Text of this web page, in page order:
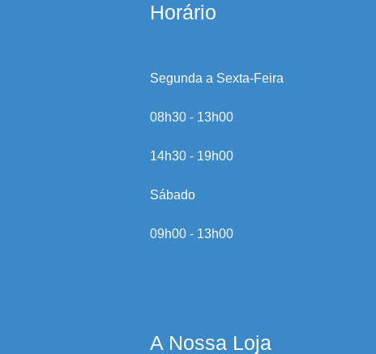
Horário
Segunda a Sexta-Feira
08h30 - 13h00
14h30 - 19h00
Sábado
09h00 - 13h00
A Nossa Loja